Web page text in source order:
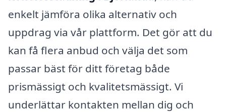
enkelt jämföra olika alternativ och
uppdrag via vår plattform. Det gör att du
kan få flera anbud och välja det som
passar bäst för ditt företag både
prismässigt och kvalitetsmässigt. Vi
underlättar kontakten mellan dig och